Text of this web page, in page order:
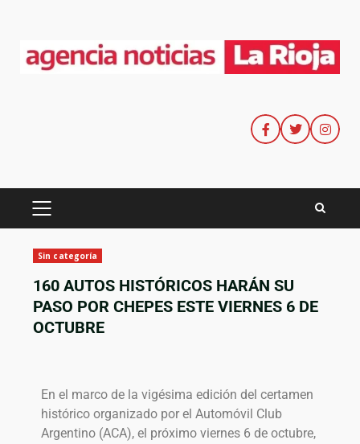
Sin categoría
160 AUTOS HISTÓRICOS HARÁN SU
PASO POR CHEPES ESTE VIERNES 6 DE
OCTUBRE
En el marco de la vigésima edición del certamen
histórico organizado por el Automóvil Club
Argentino (ACA), el próximo viernes 6 de octubre,